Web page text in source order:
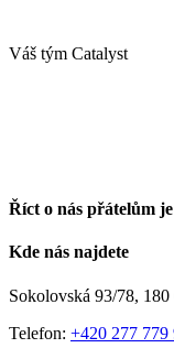
Váš tým Catalyst
Říct o nás přátelům
Facebook
E-
Kde nás najdete
Sokolovská 93/78,
Telefon: +420 277 779